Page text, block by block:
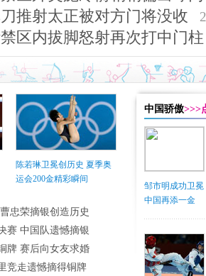
推射太正被对方门将没收
区内拔脚怒射再次打中门柱
陈若琳卫冕创历史 夏季奥
运会200金精彩瞬间
忠荣摘银创造历史
赛 中国队遗憾摘银
牌 赛后向女友求婚
竞走遗憾摘得铜牌
中国骄傲>>>
邹市明成功卫冕
中国再添一金